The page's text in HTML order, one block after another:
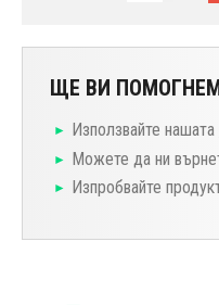
ЩЕ ВИ
Използвайте нашата
Можете да ни
Изпробвайте